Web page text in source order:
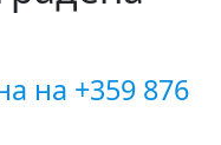
на +359 876